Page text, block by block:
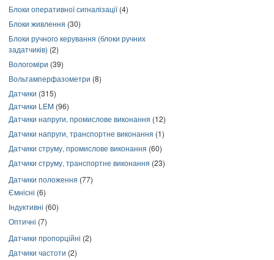
Блоки оперативної сигналізації(4)
Блоки живлення (30)
Блоки ручного керування (блоки ручних
задатчиків) (2)
Вологоміри (39)
Вольтамперфазометри (8)
Датчики (315)
Датчики LEM (96)
Датчики напруги, промислове виконання (12)
Датчики напруги, транспортне виконання (1)
Датчики струму, промислове виконання (60)
Датчики струму, транспортне виконання (23)
Датчики положення (77)
Ємнісні (6)
Індуктивні (60)
Оптичні (7)
Датчики пропорційні (2)
Датчики частоти (2)